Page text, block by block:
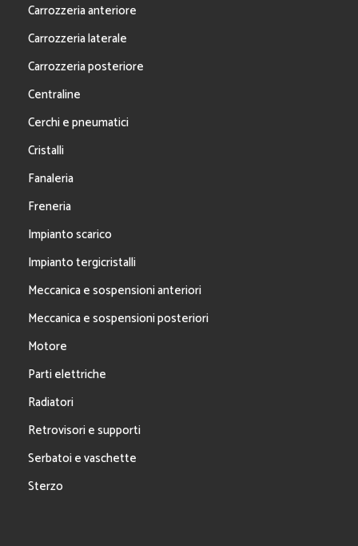
Carrozzeria anteriore
Carrozzeria laterale
Carrozzeria posteriore
Centraline
Cerchi e pneumatici
Cristalli
Fanaleria
Freneria
Impianto scarico
Impianto tergicristalli
Meccanica e sospensioni anteriori
Meccanica e sospensioni posteriori
Motore
Parti elettriche
Radiatori
Retrovisori e supporti
Serbatoi e vaschette
Sterzo